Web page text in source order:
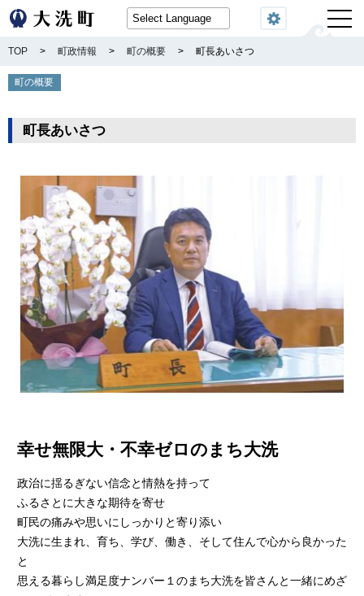
閲覧機能
TOP > 町政情報 > 町の概要 > 町長あいさつ
町の概要
町長あいさつ
幸せ無限大・不幸ゼロのまち大洗
政治に揺るぎない信念と情熱を持って
ふるさとに大きな期待を寄せ
町民の痛みや思いにしっかりと寄り添い
大洗に生まれ、育ち、学び、働き、そして住んで心から良かった
と
思える暮らし満足度ナンバー１のまち大洗を皆さんと一緒にめざ